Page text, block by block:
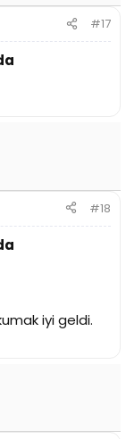
#17
#18
iyi geldi.